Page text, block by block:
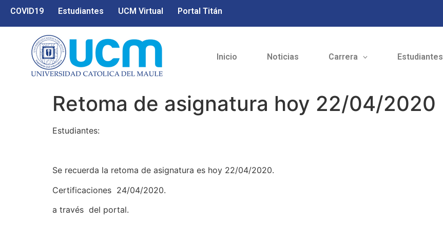
COVID19 Estudiantes UCM Virtual Portal Titán
Inicio Noticias Carrera Estudiantes
Retoma de asignatura hoy 22/04/2020
Estudiantes:
Se recuerda la retoma de asignatura es hoy 22/04/2020.
Certificaciones 24/04/2020.
a través del portal.